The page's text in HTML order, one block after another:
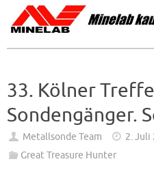
33. Kölner
Sondengänger.
Metallsonde Team
2. Juli
Great Treasure Hunter